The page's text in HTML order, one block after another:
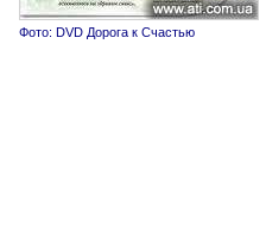
Фото: DVD Дорога к Счастью